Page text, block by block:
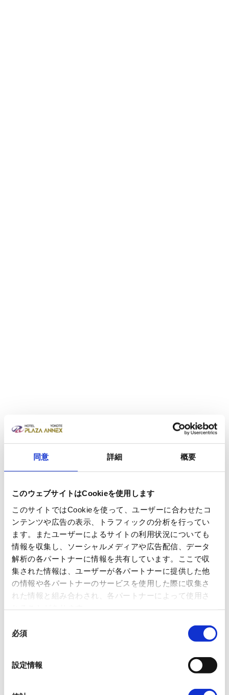
同意 詳細 概要
このウェブサイトはCookieを使用します
このサイトではCookieを使って、ユーザーに合わせたコ
ンテンツや広告の表示、トラフィックの分析を行ってい
ます。またユーザーによるサイトの利用状況についても
情報を収集し、ソーシャルメディアや広告配信、データ
解析の各パートナーに情報を共有しています。ここで収
集された情報は、ユーザーが各パートナーに提供した他
の情報や各パートナーのサービスを使用した際に収集さ
れた情報と組み合わされ、各パートナーによって使用さ
必須
設定情報